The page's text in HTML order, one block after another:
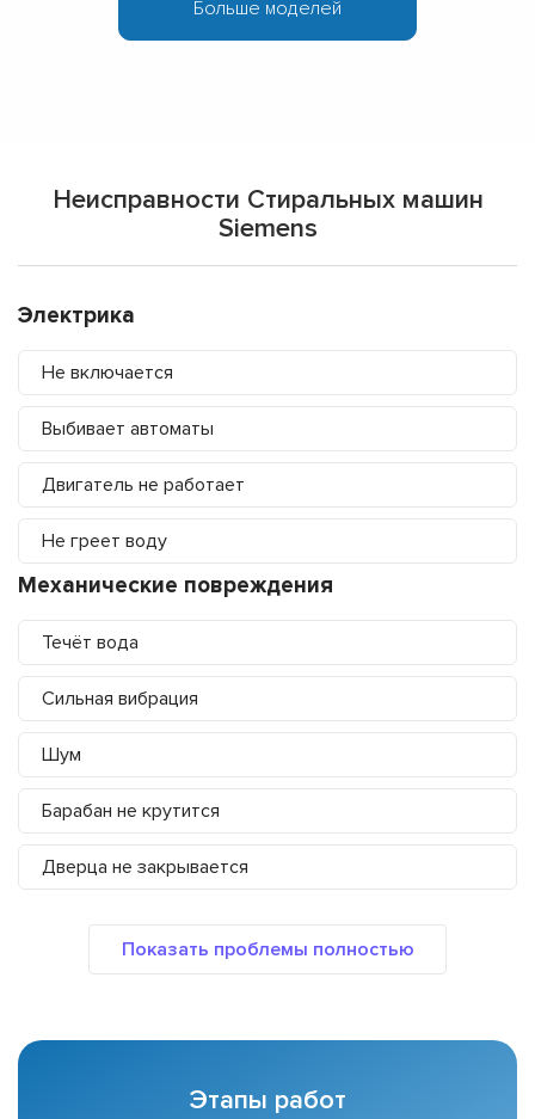
Больше моделей
Неисправности Стиральных машин
Siemens
Электрика
Не включается
Выбивает автоматы
Двигатель не работает
Не греет воду
Механические повреждения
Течёт вода
Сильная вибрация
Шум
Барабан не крутится
Дверца не закрывается
Этапы работ